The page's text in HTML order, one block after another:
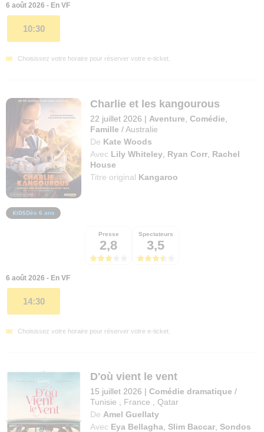
6 août 2026 - En VF
10:30
Choisissez votre horaire pour réserver votre e-ticket.
Charlie et les kangourous
22 juillet 2026 | Aventure ,Comédie
Famille / Australie
De Kate Woods
Avec Lily Whiteley Ryan Corr Rachel
House
Titre original Kangaroo
Dès 6 ans
Presse
2,8
Spectateurs
3,5
6 août 2026 - En VF
14:30
Choisissez votre horaire pour réserver votre e-ticket.
D'où vient le vent
15 juillet 2026 | Comédie dramatique /
Tunisie
France
Qatar
De Amel Guellaty
Avec Eya Bellagha ,Slim Baccar ,Sondos